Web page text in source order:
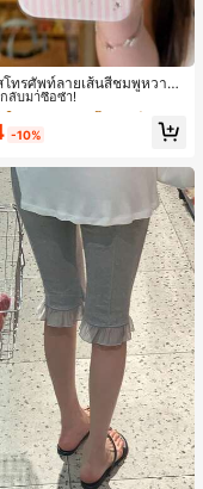
โทรศัพท์ลายเส้นสีชมพูหวาน
ษรเลื่อม กันกระแทก กลิตเตอ
IPhone 17 Pro Max, 17 Pro,
16 Pro, 15 Pro, 18 Pro, 1
หวานยอดนิยม
ใน ลายทาง เคสโทรศัพท์
ลับมาซื้อซ้ำ!
ใน ลายทาง เคสโทรศัพท์
กลับมาซื้อซ้ำ!
ใน ลายทาง เคสโทรศัพท์
กลับมาซื้อซ้ำ!
ใน ลายทาง เคสโทรศัพท์
ลับมาซื้อซ้ำ!
-10%